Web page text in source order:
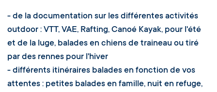
- de la documentation sur les différentes activités
outdoor : VTT, VAE, Rafting, Canoé Kayak, pour l'été
et de la luge, balades en chiens de traineau ou tiré
par des rennes pour l'hiver
- différents itinéraires balades en fonction de vos
attentes : petites balades en famille, nuit en refuge,